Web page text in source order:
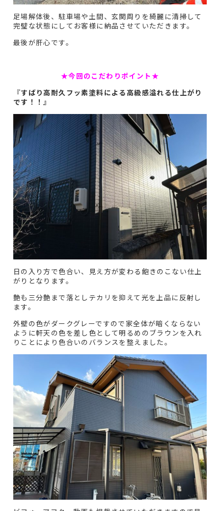
足場解体後、駐車場や土間、玄関周りを綺麗に清掃して
完璧な状態にしてお客様に納品させていただきます。
最後が肝心です。
★今回のこだわりポイント★
『すばり高耐久フッ素塗料による高級感溢れる仕上がり
です！！』
日の入り方で色合い、見え方が変わる飽きのこない仕上
がりとなります。
艶も三分艶まで落としテカリを抑えて光を上品に反射し
ます。
外壁の色がダークグレーですので家全体が暗くならない
ように軒天の色を差し色として明るめのブラウンを入れ
りことにより色合いのバランスを整えました。